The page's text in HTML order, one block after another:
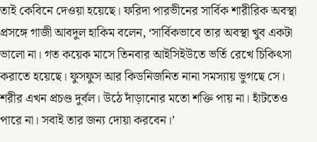
তাই কেবিনে দেওয়া হয়েছে। ফরিদা পারভীনের সার্বিক শারীরিক অবস্থা
প্রসঙ্গে গাজী আবদুল হাকিম বলেন, ‘সার্বিকভাবে তার অবস্থা খুব একটা
ভালো না। গত কয়েক মাসে তিনবার আইসিইউতে ভর্তি রেখে চিকিৎসা
করাতে হয়েছে। ফুসফুস আর কিডনিজনিত নানা সমস্যায় ভুগছে সে।
শরীর এখন প্রচণ্ড দুর্বল। উঠে দাঁড়ানোর মতো শক্তি পায় না। হাঁটতেও
পারে না। সবাই তার জন্য দোয়া করবেন।’